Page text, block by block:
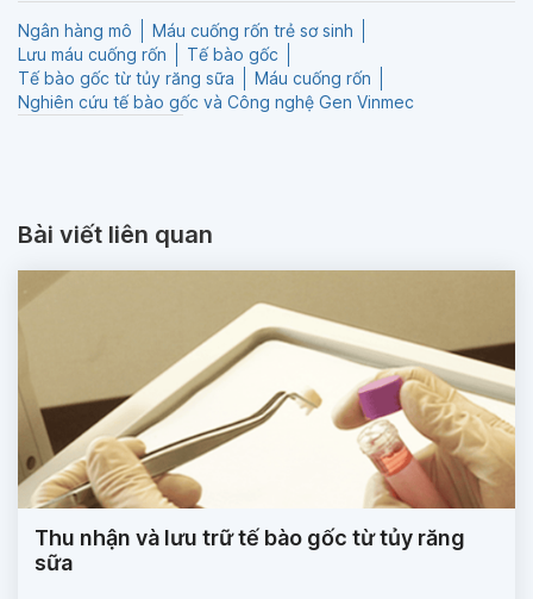
Ngân hàng mô
Máu cuống rốn trẻ sơ sinh
Lưu máu cuống rốn
Tế bào gốc
Tế bào gốc từ tủy răng sữa
Máu cuống rốn
Nghiên cứu tế bào gốc và Công nghệ Gen Vinmec
Bài viết liên quan
Thu nhận và lưu trữ tế bào gốc từ tủy răng
sữa